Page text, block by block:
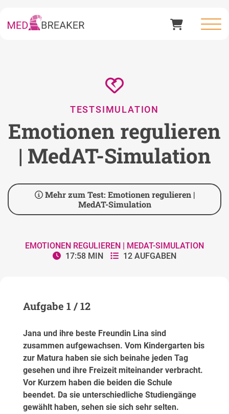
TESTSIMULATION
Emotionen regulieren
| MedAT-Simulation
Mehr zum Test: Emotionen regulieren |
MedAT-Simulation
EMOTIONEN REGULIEREN | MEDAT-SIMULATION
17:57 MIN 12 AUFGABEN
Aufgabe 1 / 12
Jana und ihre beste Freundin Lina sind
zusammen aufgewachsen. Vom Kindergarten bis
zur Matura haben sie sich beinahe jeden Tag
gesehen und ihre Freizeit miteinander verbracht.
Vor Kurzem haben die beiden die Schule
beendet. Da sie unterschiedliche Studiengänge
gewählt haben, sehen sie sich sehr selten.